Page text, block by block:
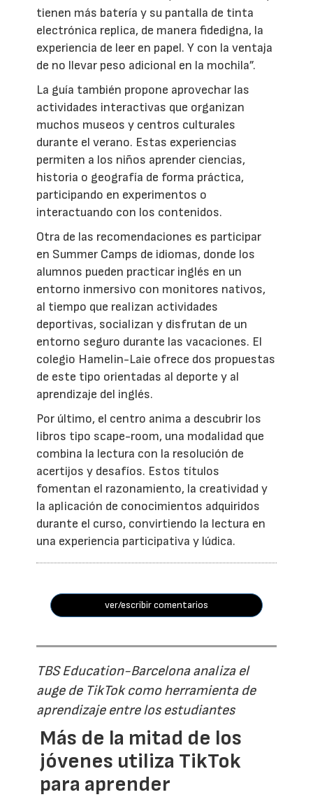
tienen más batería y su pantalla de tinta
electrónica replica, de manera fidedigna, la
experiencia de leer en papel. Y con la ventaja
de no llevar peso adicional en la mochila”.
La guía también propone aprovechar las
actividades interactivas que organizan
muchos museos y centros culturales
durante el verano. Estas experiencias
permiten a los niños aprender ciencias,
historia o geografía de forma práctica,
participando en experimentos o
interactuando con los contenidos.
Otra de las recomendaciones es participar
en Summer Camps de idiomas, donde los
alumnos pueden practicar inglés en un
entorno inmersivo con monitores nativos,
al tiempo que realizan actividades
deportivas, socializan y disfrutan de un
entorno seguro durante las vacaciones. El
colegio Hamelin-Laie ofrece dos propuestas
de este tipo orientadas al deporte y al
aprendizaje del inglés.
Por último, el centro anima a descubrir los
libros tipo scape-room, una modalidad que
combina la lectura con la resolución de
acertijos y desafíos. Estos títulos
fomentan el razonamiento, la creatividad y
la aplicación de conocimientos adquiridos
durante el curso, convirtiendo la lectura en
una experiencia participativa y lúdica.
ver/escribir comentarios
TBS Education-Barcelona analiza el
auge de TikTok como herramienta de
aprendizaje entre los estudiantes
Más de la mitad de los
jóvenes utiliza TikTok
para aprender